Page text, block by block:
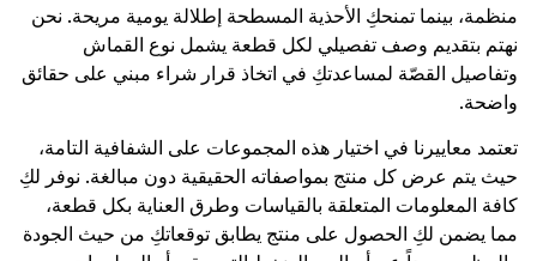
منظمة، بينما تمنحكِ الأحذية المسطحة إطلالة يومية مريحة. نحن
نهتم بتقديم وصف تفصيلي لكل قطعة يشمل نوع القماش
وتفاصيل القصّة لمساعدتكِ في اتخاذ قرار شراء مبني على حقائق
واضحة.
تعتمد معاييرنا في اختيار هذه المجموعات على الشفافية التامة،
حيث يتم عرض كل منتج بمواصفاته الحقيقية دون مبالغة. نوفر لكِ
كافة المعلومات المتعلقة بالقياسات وطرق العناية بكل قطعة،
مما يضمن لكِ الحصول على منتج يطابق توقعاتكِ من حيث الجودة